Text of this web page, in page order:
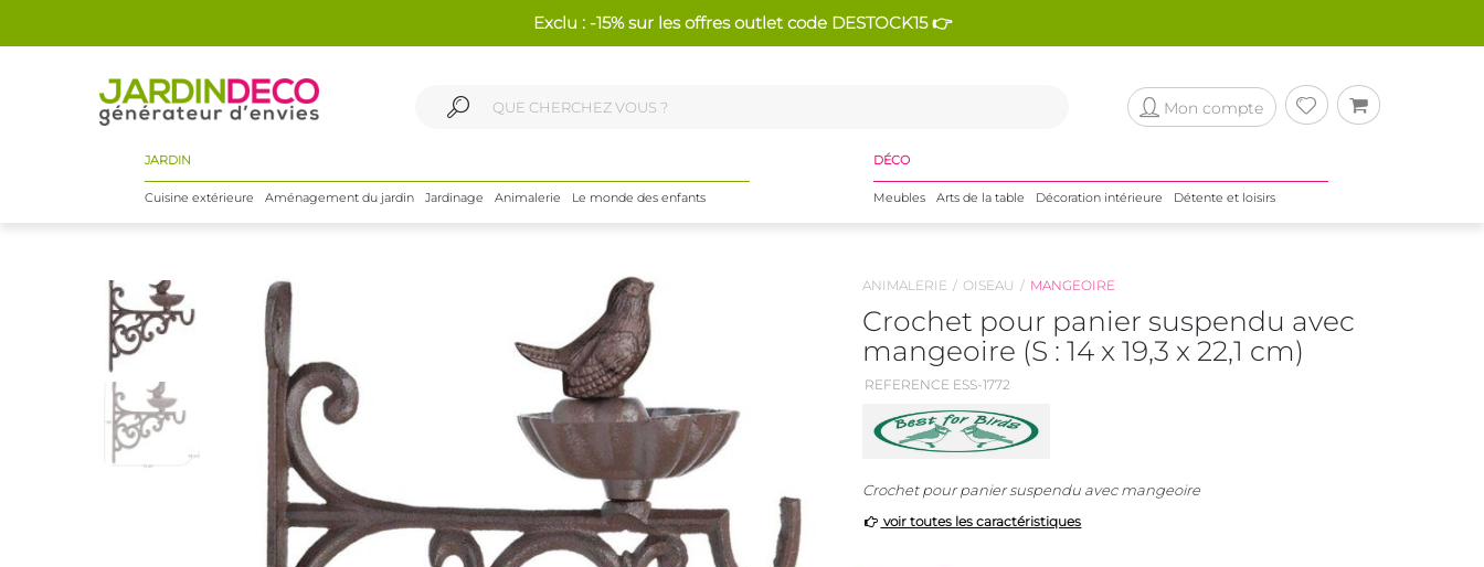
Exclu : -15% sur les offres outlet code DESTOCK15 👉
Mon compte
JARDIN
Cuisine extérieure Aménagement du jardin Jardinage Animalerie Le monde des enfants
DÉCO
Meubles Arts de la table Décoration intérieure Détente et loisirs
ANIMALERIE OISEAU MANGEOIRE
Crochet pour panier suspendu avec
mangeoire (S : 14 x 19,3 x 22,1 cm)
REFERENCE ESS-1772
Crochet pour panier suspendu avec mangeoire
voir toutes les caractéristiques